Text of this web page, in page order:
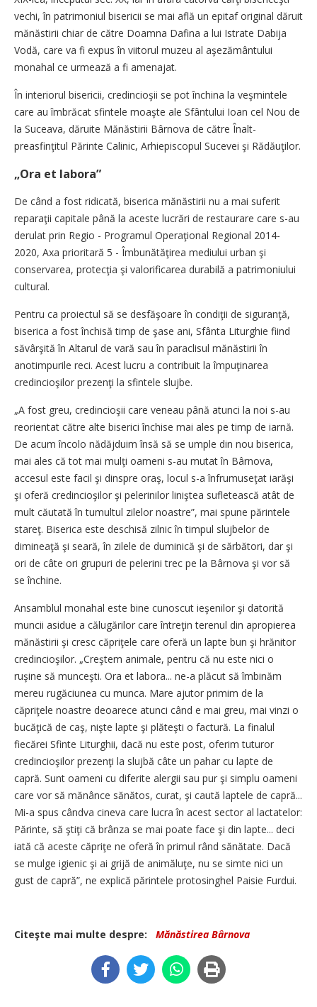
vechi, în patrimoniul bisericii se mai află un epitaf original dăruit
mănăstirii chiar de către Doamna Dafina a lui Istrate Dabija
Vodă, care va fi expus în viitorul muzeu al aşezământului
monahal ce urmează a fi amenajat.
În interiorul bisericii, credincioşii se pot ­închina la veşmintele
care au îmbrăcat sfintele moaşte ale Sfântului Ioan cel Nou de
la ­Suceava, dăruite Mănăstirii Bârnova de către Înalt­
preasfinţitul Părinte Calinic, Arhiepis­copul Sucevei şi Rădăuţilor.
„Ora et labora”
De când a fost ridicată, biserica mănăstirii nu a mai suferit
reparaţii capitale până la aceste lucrări de restaurare care s-au
derulat prin Regio - Programul Operaţional Regional 2014-
2020, Axa prioritară 5 - Îmbunătăţirea mediului urban şi
conservarea, protecţia şi valorificarea durabilă a patrimoniului
cultural.
Pentru ca proiectul să se desfăşoare în condiţii de siguranţă,
biserica a fost închisă timp de şase ani, Sfânta Liturghie fiind
săvârşită în Altarul de vară sau în paraclisul mănăstirii în
anotimpurile reci. Acest lucru a contribuit la împuţinarea
credincioşilor prezenţi la sfintele slujbe.
„A fost greu, credincioşii care veneau până atunci la noi s-au
reorientat către alte biserici închise mai ales pe timp de iarnă.
De acum încolo nădăjduim însă să se umple din nou biserica,
mai ales că tot mai mulţi oameni s-au mutat în Bârnova,
accesul este facil şi dinspre oraş, locul s-a înfrumuseţat iarăşi
şi oferă credincioşilor şi pelerinilor liniştea sufletească atât de
mult căutată în tumultul zilelor noastre”, mai spune părintele
stareţ. Biserica este deschisă zilnic în timpul slujbelor de
dimineaţă şi seară, în zilele de duminică şi de sărbători, dar şi
ori de câte ori grupuri de pelerini trec pe la Bârnova şi vor să
se închine.
Ansamblul monahal este bine cunoscut ieşenilor şi datorită
muncii asidue a călugărilor care întreţin terenul din apropierea
mănăstirii şi cresc căpriţele care oferă un lapte bun şi hrănitor
credincioşilor. „Creştem animale, pentru că nu este nici o
ruşine să munceşti. Ora et labora... ne-a plăcut să îmbinăm
mereu rugăciunea cu munca. Mare ajutor primim de la
căpriţele noastre deoarece atunci când e mai greu, mai vinzi o
bucăţică de caş, nişte lapte şi plăteşti o factură. La finalul
fiecărei Sfinte Liturghii, dacă nu este post, oferim tuturor
credincioşilor prezenţi la slujbă câte un pahar cu lapte de
capră. Sunt oameni cu diferite alergii sau pur şi simplu oameni
care vor să mănânce sănătos, curat, şi caută laptele de capră...
Mi-a spus cândva cineva care lucra în acest sector al lactatelor:
Părinte, să ştiţi că brânza se mai poate face şi din lapte... deci
iată că aceste căpriţe ne oferă în primul rând sănătate. Dacă
se mulge igienic şi ai grijă de animăluţe, nu se simte nici un
gust de capră”, ne explică părintele protosinghel Paisie Furdui.
Citeşte mai multe despre: Mănăstirea Bârnova